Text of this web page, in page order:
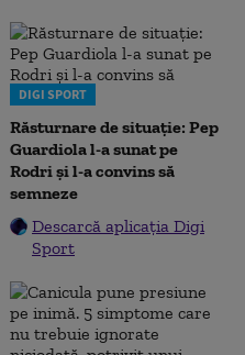
DIGI SPORT
Răsturnare de situație: Pep
Guardiola l-a sunat pe
Rodri și l-a convins să
semneze
Descarcă aplicația Digi
Sport